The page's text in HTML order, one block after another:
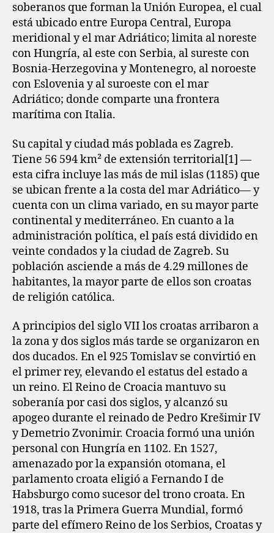
soberanos que forman la Unión Europea, el cual
está ubicado entre Europa Central, Europa
meridional y el mar Adriático; limita al noreste
con Hungría, al este con Serbia, al sureste con
Bosnia-Herzegovina y Montenegro, al noroeste
con Eslovenia y al suroeste con el mar
Adriático; donde comparte una frontera
marítima con Italia.
Su capital y ciudad más poblada es Zagreb.
Tiene 56 594 km² de extensión territorial[1]​ —
esta cifra incluye las más de mil islas (1185) que
se ubican frente a la costa del mar Adriático— y
cuenta con un clima variado, en su mayor parte
continental y mediterráneo. En cuanto a la
administración política, el país está dividido en
veinte condados y la ciudad de Zagreb. Su
población asciende a más de 4.29 millones de
habitantes, la mayor parte de ellos son croatas
de religión católica.
A principios del siglo VII los croatas arribaron a
la zona y dos siglos más tarde se organizaron en
dos ducados. En el 925 Tomislav se convirtió en
el primer rey, elevando el estatus del estado a
un reino. El Reino de Croacia mantuvo su
soberanía por casi dos siglos, y alcanzó su
apogeo durante el reinado de Pedro Krešimir IV
y Demetrio Zvonimir. Croacia formó una unión
personal con Hungría en 1102. En 1527,
amenazado por la expansión otomana, el
parlamento croata eligió a Fernando I de
Habsburgo como sucesor del trono croata. En
1918, tras la Primera Guerra Mundial, formó
parte del efímero Reino de los Serbios, Croatas y